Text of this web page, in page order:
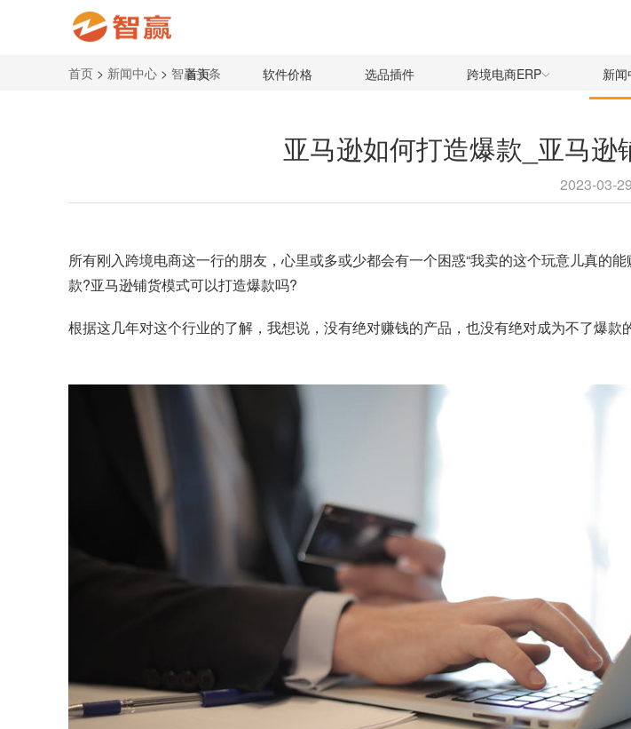
首页 软件价格 选品插件 跨境电商ERP 新
首页 > 新闻中心 > 智赢头条
亚马逊如何打造爆款_亚马
2023-03-29
所有刚入跨境电商这一行的朋友，心里或多或少都会有一个困惑“我卖的这个玩意儿真的
款?亚马逊铺货模式可以打造爆款吗?
根据这几年对这个行业的了解，我想说，没有绝对赚钱的产品，也没有绝对成为不了爆款